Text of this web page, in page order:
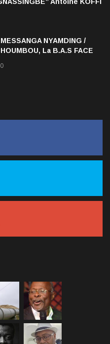
Antoine KOFFI
NYAMDING /
La B.A.S FACE